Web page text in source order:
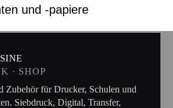
und -papiere
· SHOP
Zubehör für Drucker, Schulen und
Siebdruck, Digital, Transfer,